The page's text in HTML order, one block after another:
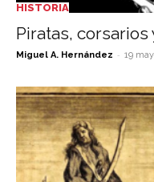
HISTORIA
Piratas,
Miguel A. Hernández - 19